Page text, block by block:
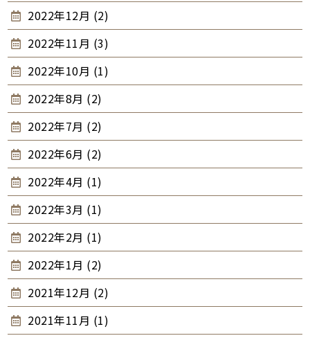
2022年12月 (2)
2022年11月 (3)
2022年10月 (1)
2022年8月 (2)
2022年7月 (2)
2022年6月 (2)
2022年4月 (1)
2022年3月 (1)
2022年2月 (1)
2022年1月 (2)
2021年12月 (2)
2021年11月 (1)